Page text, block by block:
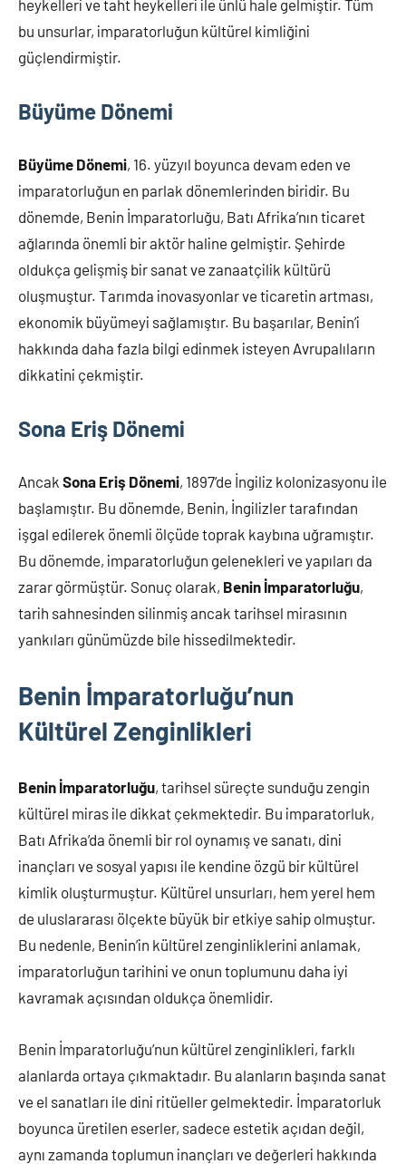
heykelleri ve taht heykelleri ile ünlü hale gelmiştir. Tüm
bu unsurlar, imparatorluğun kültürel kimliğini
güçlendirmiştir.
Büyüme Dönemi
Büyüme Dönemi, 16. yüzyıl boyunca devam eden ve
imparatorluğun en parlak dönemlerinden biridir. Bu
dönemde, Benin İmparatorluğu, Batı Afrika’nın ticaret
ağlarında önemli bir aktör haline gelmiştir. Şehirde
oldukça gelişmiş bir sanat ve zanaatçilik kültürü
oluşmuştur. Tarımda inovasyonlar ve ticaretin artması,
ekonomik büyümeyi sağlamıştır. Bu başarılar, Benin’i
hakkında daha fazla bilgi edinmek isteyen Avrupalıların
dikkatini çekmiştir.
Sona Eriş Dönemi
Ancak Sona Eriş Dönemi, 1897’de İngiliz kolonizasyonu ile
başlamıştır. Bu dönemde, Benin, İngilizler tarafından
işgal edilerek önemli ölçüde toprak kaybına uğramıştır.
Bu dönemde, imparatorluğun gelenekleri ve yapıları da
zarar görmüştür. Sonuç olarak, Benin İmparatorluğu,
tarih sahnesinden silinmiş ancak tarihsel mirasının
yankıları günümüzde bile hissedilmektedir.
Benin İmparatorluğu’nun
Kültürel Zenginlikleri
Benin İmparatorluğu, tarihsel süreçte sunduğu zengin
kültürel miras ile dikkat çekmektedir. Bu imparatorluk,
Batı Afrika’da önemli bir rol oynamış ve sanatı, dini
inançları ve sosyal yapısı ile kendine özgü bir kültürel
kimlik oluşturmuştur. Kültürel unsurları, hem yerel hem
de uluslararası ölçekte büyük bir etkiye sahip olmuştur.
Bu nedenle, Benin’in kültürel zenginliklerini anlamak,
imparatorluğun tarihini ve onun toplumunu daha iyi
kavramak açısından oldukça önemlidir.
Benin İmparatorluğu’nun kültürel zenginlikleri, farklı
alanlarda ortaya çıkmaktadır. Bu alanların başında sanat
ve el sanatları ile dini ritüeller gelmektedir. İmparatorluk
boyunca üretilen eserler, sadece estetik açıdan değil,
aynı zamanda toplumun inançları ve değerleri hakkında